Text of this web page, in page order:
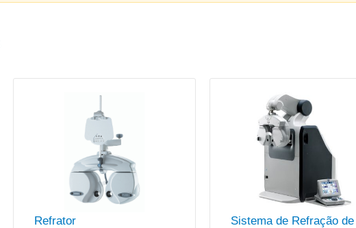
Refrator
Sistema de Refração de